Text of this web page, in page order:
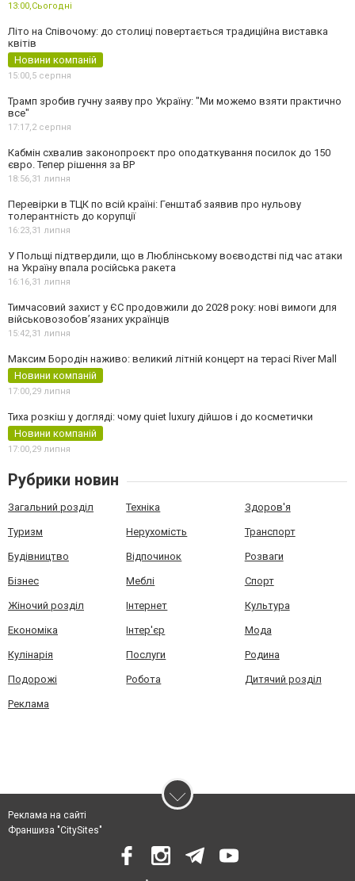
13:00,Сьогодні
Літо на Співочому: до столиці повертається традиційна виставка
квітів
Новини компаній
15:00,5 серпня
Трамп зробив гучну заяву про Україну: "Ми можемо взяти практично
все"
17:17,2 серпня
Кабмін схвалив законопроєкт про оподаткування посилок до 150
євро. Тепер рішення за ВР
18:56,31 липня
Перевірки в ТЦК по всій країні: Генштаб заявив про нульову
толерантність до корупції
16:23,31 липня
У Польщі підтвердили, що в Люблінському воєводстві під час атаки
на Україну впала російська ракета
16:16,31 липня
Тимчасовий захист у ЄС продовжили до 2028 року: нові вимоги для
військовозобов’язаних українців
15:42,31 липня
Максим Бородін наживо: великий літній концерт на терасі River Mall
Новини компаній
17:00,29 липня
Тиха розкіш у догляді: чому quiet luxury дійшов і до косметички
Новини компаній
17:00,29 липня
Рубрики новин
Загальний розділ Техніка Здоров'я
Туризм Нерухомість Транспорт
Будівництво Відпочинок Розваги
Бізнес Меблі Спорт
Жіночий розділ Інтернет Культура
Економіка Інтер'єр Мода
Кулінарія Послуги Родина
Подорожі Робота Дитячий розділ
Реклама
Реклама на сайті
Франшиза "CitySites"